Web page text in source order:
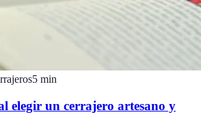
5 min
elegir un cerrajero artesano y